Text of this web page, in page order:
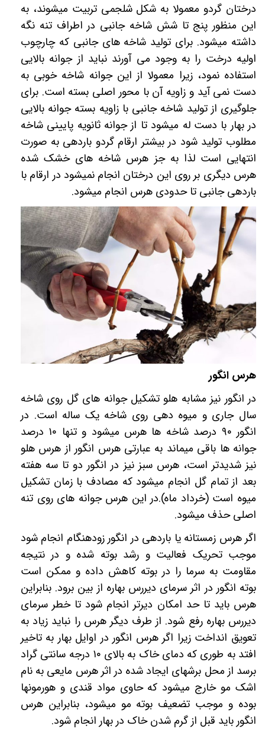
درختان گردو معمولا به شکل شلجمی تربیت میشوند، به
این منظور پنج تا شش شاخه جانبی در اطراف تنه نگه
داشته میشود. برای تولید شاخه های جانبی که چارچوب
اولیه درخت را به وجود می آورند نباید از جوانه بالایی
استفاده نمود، زیرا معمولا از این جوانه شاخه خوبی به
دست نمی آید و زاویه آن با محور اصلی بسته است. برای
جلوگیری از تولید شاخه جانبی با زاویه بسته جوانه بالایی
در بهار با دست له میشود تا از جوانه ثانویه پایینی شاخه
مطلوب تولید شود در بیشتر ارقام گردو باردهی به صورت
انتهایی است لذا به جز هرس شاخه های خشک شده
هرس دیگری بر روی این درختان انجام نمیشود در ارقام با
باردهی جانبی تا حدودی هرس انجام میشود.
هرس انگور
در انگور نیز مشابه هلو تشکیل جوانه های گل روی شاخه
سال جاری و میوه دهی روی شاخه یک ساله است. در
انگور ۹۰ درصد شاخه ها هرس میشود و تنها ۱۰ درصد
جوانه ها باقی میماند به عبارتی هرس انگور از هرس هلو
نیز شدیدتر است، هرس سبز نیز در انگور دو تا سه هفته
بعد از تمام گل انجام میشود که مصادف با زمان تشکیل
میوه است (خرداد ماه).در این هرس جوانه های روی تنه
اصلی حذف میشود.
اگر هرس زمستانه یا باردهی در انگور زودهنگام انجام شود
موجب تحریک فعالیت و رشد بوته شده و در نتیجه
مقاومت به سرما را در بوته کاهش داده و ممکن است
بوته انگور در اثر سرمای دیررس بهاره از بین برود. بنابراین
هرس باید تا حد امکان دیرتر انجام شود تا خطر سرمای
دیررس بهاره رفع شود. از طرف دیگر هرس را نباید زیاد به
تعویق انداخت زیرا اگر هرس انگور در اوایل بهار به تاخیر
افتد به طوری که دمای خاک به بالای ۱۰ درجه سانتی گراد
برسد از محل برشهای ایجاد شده در اثر هرس مایعی به نام
اشک مو خارج میشود که حاوی مواد قندی و هورمونها
بوده و موجب تضعیف بوته مو میشود، بنابراین هرس
انگور باید قبل از گرم شدن خاک در بهار انجام شود.